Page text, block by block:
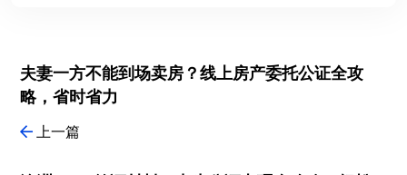
夫妻一方不能到场卖房？线上房产委托公证全攻
略，省时省力
上一篇